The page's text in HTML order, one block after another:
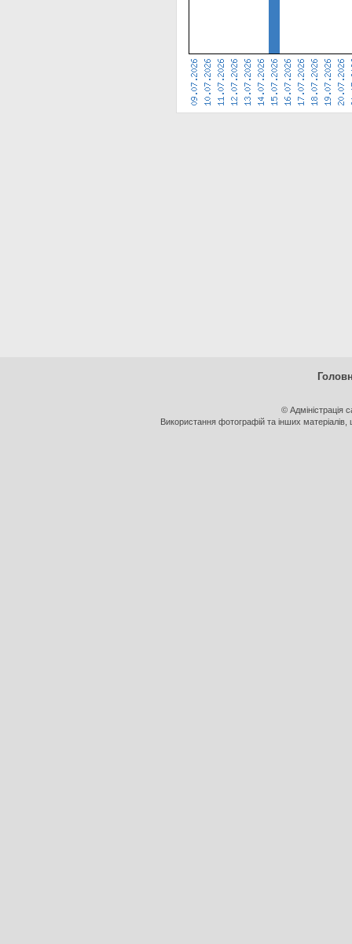
© Адміністрація
Використання фотографій та інших матеріалів,